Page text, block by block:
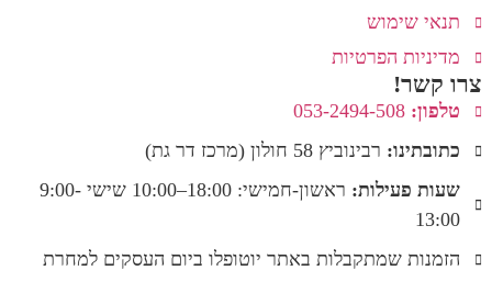
תנאי שימוש
מדיניות הפרטיות
צרו קשר!
טלפון:053-2494-508
כתובתינו:רבינוביץ 58 חולון (מרכז דר גת)
שעות פעילות:
ראשון-חמישי: 18:00–10:00 שישי 9:00-
13:00
הזמנות שמתקבלות באתר יוטופלו ביום העסקים למחרת